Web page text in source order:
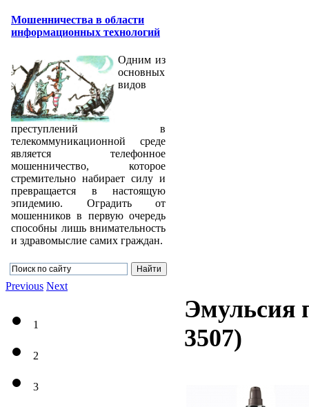
Мошенничества в области
информационных технологий
Одним из
основных
видов
преступлений в
телекоммуникационной среде
является телефонное
мошенничество, которое
стремительно набирает силу и
превращается в настоящую
эпидемию. Оградить от
мошенников в первую очередь
способны лишь внимательность
и здравомыслие самих граждан.
Эмульсия
3507)
Previous Next
1
2
3